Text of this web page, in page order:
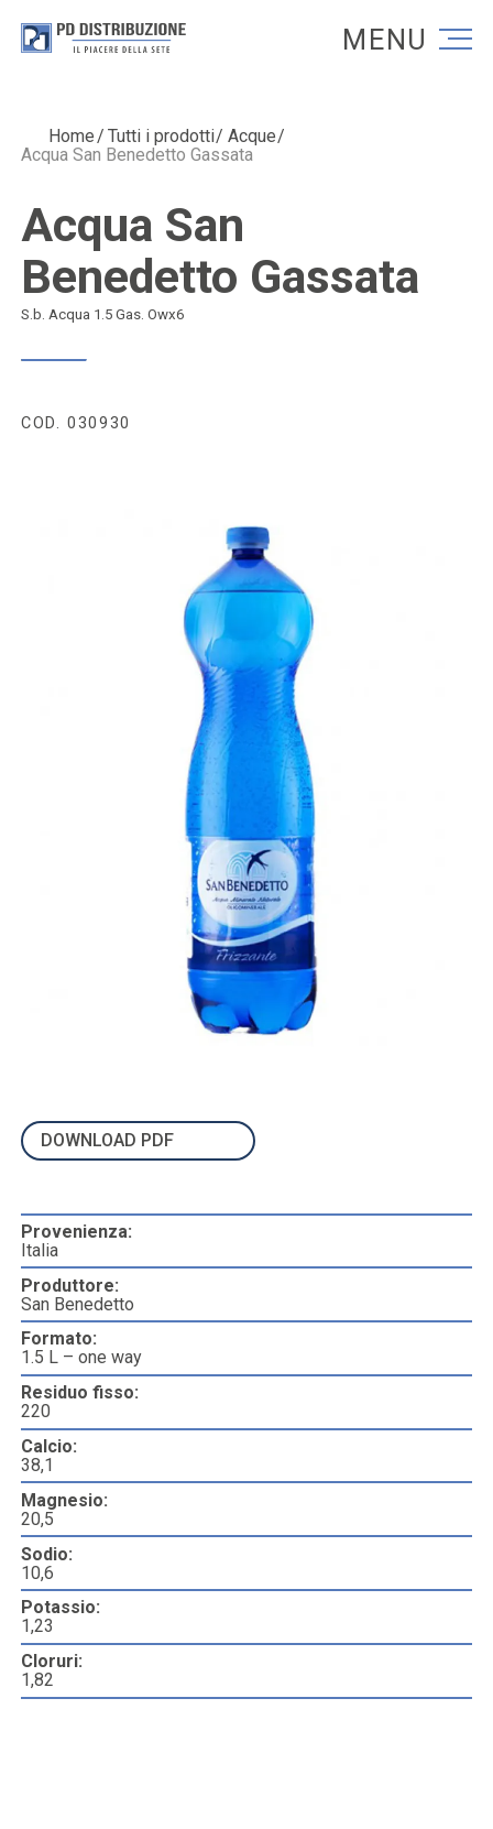
Torna alla homepage
Home Tutti i prodotti
Acque
Acqua San Benedetto Gassata
Acqua San
Benedetto Gassata
S.b. Acqua 1.5 Gas. Owx6
COD. 030930
DOWNLOAD PDF
Provenienza:
Italia
Produttore:
San Benedetto
Formato:
1.5 L – one way
Residuo fisso:
220
Calcio:
38,1
Magnesio:
20,5
Sodio:
10,6
Potassio:
1,23
Cloruri:
1,82